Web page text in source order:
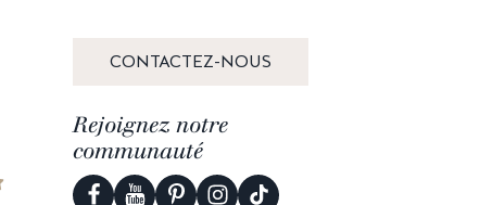
CONTACTEZ-NOUS
Rejoignez notre
communauté